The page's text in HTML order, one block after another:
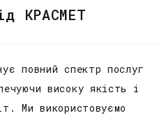
КРАСМЕТ
повний спектр послуг
високу якість і
Ми використовуємо